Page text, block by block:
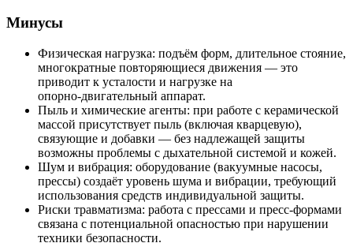
Минусы
Физическая нагрузка: подъём форм, длительное стояние,
многократные повторяющиеся движения — это
приводит к усталости и нагрузке на
опорно‑двигательный аппарат.
Пыль и химические агенты: при работе с керамической
массой присутствует пыль (включая кварцевую),
связующие и добавки — без надлежащей защиты
возможны проблемы с дыхательной системой и кожей.
Шум и вибрация: оборудование (вакуумные насосы,
прессы) создаёт уровень шума и вибрации, требующий
использования средств индивидуальной защиты.
Риски травматизма: работа с прессами и пресс‑формами
связана с потенциальной опасностью при нарушении
техники безопасности.